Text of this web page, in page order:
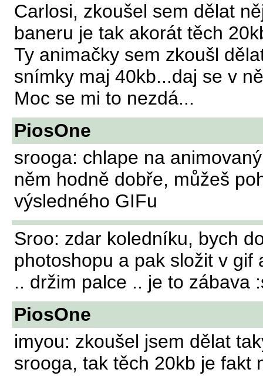
Carlosi, zkoušel sem dělat
baneru je tak akorát těch
Ty animačky sem zkoušl
snímky maj 40kb...daj se v
Moc se mi to nezdá...
PiosOne
srooga: chlape na
něm hodně dobře, můžeš
výsledného GIFu
Sroo: zdar koledníku, bych
photoshopu a pak složit v
.. držim palce .. je to zábava
PiosOne
imyou: zkoušel jsem dělat
srooga, tak těch 20kb je fakt